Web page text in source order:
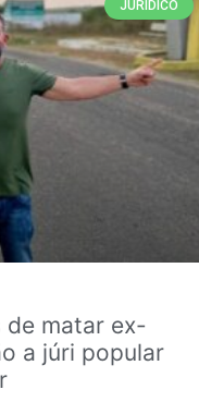
JURIDICO
de matar ex-
a júri popular